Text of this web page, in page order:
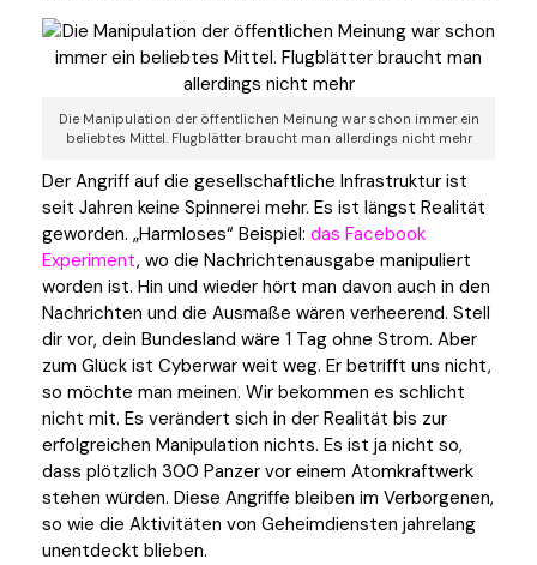
Die Manipulation der öffentlichen Meinung war schon immer ein
beliebtes Mittel. Flugblätter braucht man allerdings nicht mehr
Der Angriff auf die gesellschaftliche Infrastruktur ist
seit Jahren keine Spinnerei mehr. Es ist längst Realität
geworden. „Harmloses“ Beispiel: das Facebook
Experiment, wo die Nachrichtenausgabe manipuliert
worden ist. Hin und wieder hört man davon auch in den
Nachrichten und die Ausmaße wären verheerend. Stell
dir vor, dein Bundesland wäre 1 Tag ohne Strom. Aber
zum Glück ist Cyberwar weit weg. Er betrifft uns nicht,
so möchte man meinen. Wir bekommen es schlicht
nicht mit. Es verändert sich in der Realität bis zur
erfolgreichen Manipulation nichts. Es ist ja nicht so,
dass plötzlich 300 Panzer vor einem Atomkraftwerk
stehen würden. Diese Angriffe bleiben im Verborgenen,
so wie die Aktivitäten von Geheimdiensten jahrelang
unentdeckt blieben.